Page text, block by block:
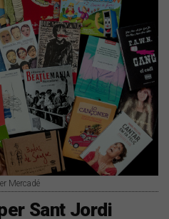
Mercadé
Sant Jordi